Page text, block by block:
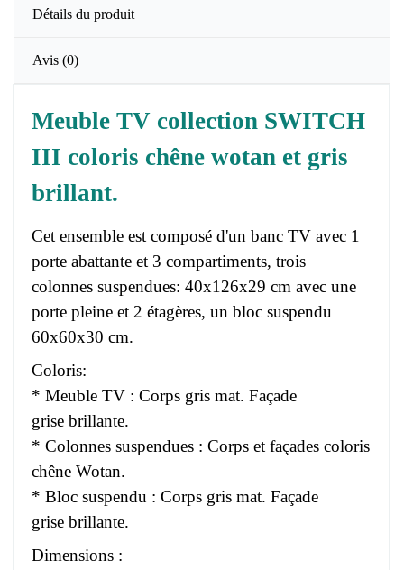
Détails du produit
Avis (0)
Meuble TV collection SWITCH
III coloris chêne wotan et gris
brillant.
Cet ensemble est composé d'un banc TV avec 1
porte abattante et 3 compartiments, trois
colonnes suspendues: 40x126x29 cm avec une
porte pleine et 2 étagères, un bloc suspendu
60x60x30 cm.
Coloris:
* Meuble TV : Corps gris mat. Façade
grise brillante.
* Colonnes suspendues : Corps et façades coloris
chêne Wotan.
* Bloc suspendu : Corps gris mat. Façade
grise brillante.
Dimensions :